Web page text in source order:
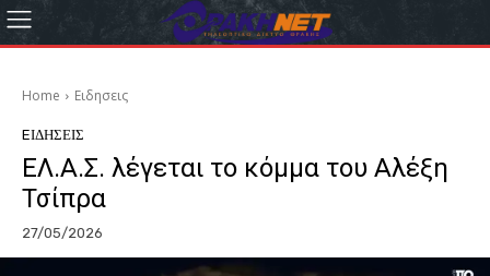
Home Eιδησεις
EΙΔΗΣΕΙΣ
ΕΛ.Α.Σ. λέγεται το κόμμα του Αλέξη
Τσίπρα
27/05/2026